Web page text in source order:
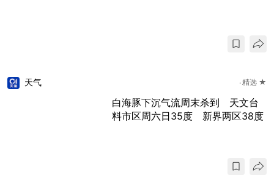
天气 精选 ★
白海豚下沉气流周末杀到 天文台
料市区周六日35度 新界两区38度